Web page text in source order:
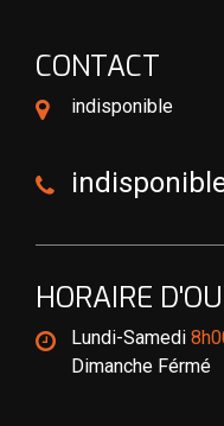
CONTACT
indisponible
HORAIRE
Lundi-Samedi
Dimanche Férmé